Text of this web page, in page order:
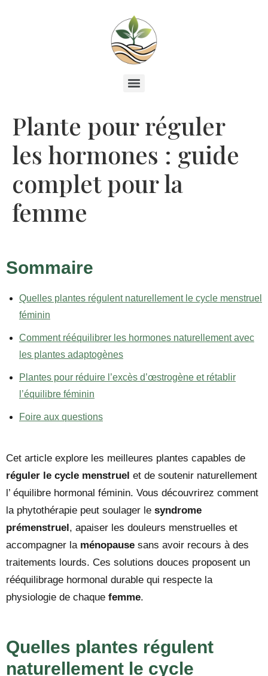
Plante pour réguler
les hormones : guide
complet pour la
femme
Sommaire
Quelles plantes régulent naturellement le cycle menstruel
féminin
Comment rééquilibrer les hormones naturellement avec
les plantes adaptogènes
Plantes pour réduire l’excès d’œstrogène et rétablir
l’équilibre féminin
Foire aux questions
Cet article explore les meilleures plantes capables de
réguler le cycle menstruel et de soutenir naturellement
l’ équilibre hormonal féminin. Vous découvrirez comment
la phytothérapie peut soulager le syndrome
prémenstruel, apaiser les douleurs menstruelles et
accompagner la ménopause sans avoir recours à des
traitements lourds. Ces solutions douces proposent un
rééquilibrage hormonal durable qui respecte la
physiologie de chaque femme.
Quelles plantes régulent
naturellement le cycle